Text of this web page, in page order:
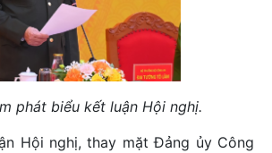
phát biểu kết luận Hội nghị.
Hội nghị, thay mặt Đảng ủy Công